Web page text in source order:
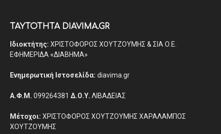
ΤΑΥΤΟΤΗΤΑ DIAVIMA.GR
Ιδιοκτήτης: ΧΡΙΣΤΟΦΟΡΟΣ ΧΟΥΤΖΟΥΜΗΣ & ΣΙΑ Ο.Ε.
ΕΦΗΜΕΡΙΔΑ «ΔΙΑΒΗΜΑ»
Ενημερωτική Ιστοσελίδα: diavima.gr
Α.Φ.Μ. 099264381 Δ.Ο.Υ. ΛΙΒΑΔΕΙΑΣ
Μέτοχοι: ΧΡΙΣΤΟΦΟΡΟΣ ΧΟΥΤΖΟΥΜΗΣ ΧΑΡΑΛΑΜΠΟΣ
ΧΟΥΤΖΟΥΜΗΣ